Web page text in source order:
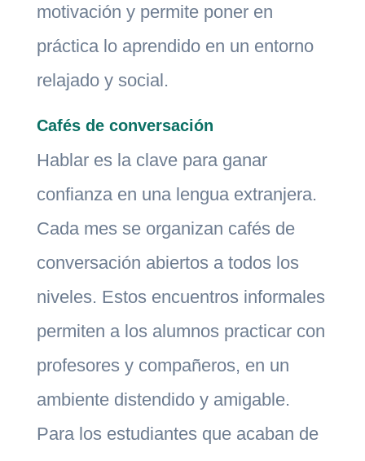
motivación y permite poner en
práctica lo aprendido en un entorno
relajado y social.
Cafés de conversación
Hablar es la clave para ganar
confianza en una lengua extranjera.
Cada mes se organizan cafés de
conversación abiertos a todos los
niveles. Estos encuentros informales
permiten a los alumnos practicar con
profesores y compañeros, en un
ambiente distendido y amigable.
Para los estudiantes que acaban de